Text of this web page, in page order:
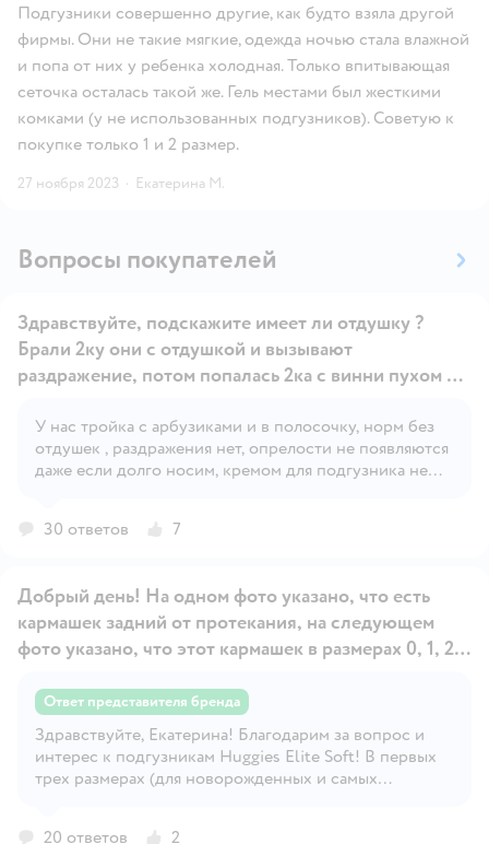
Подгузники совершенно другие, как будто взяла другой
фирмы. Они не такие мягкие, одежда ночью стала влажной
и попа от них у ребенка холодная. Только впитывающая
сеточка осталась такой же. Гель местами был жесткими
комками (у не использованных подгузников). Советую к
покупке только 1 и 2 размер.
27 ноября 2023 · Екатерина М.
Вопросы покупателей
Открыть вопрос
Здравствуйте, подскажите имеет ли отдушку ?
Брали 2ку они с отдушкой и вызывают
раздражение, потом попалась 2ка с винни пухом и у
пухом сложно найти! Да и перешли на 3ку!
У нас тройка с арбузиками и в полосочку, норм без
отдушек , раздражения нет, опрелости не появляются
даже если долго носим, кремом для подгузника не
30 ответов
7
Открыть вопрос
Добрый день! На одном фото указано, что есть
кармашек задний от протекания, на следующем
фото указано, что этот кармашек в размерах 0, 1, 2.
Ответ представителя бренда
Здравствуйте, Екатерина! Благодарим за вопрос и
интерес к подгузникам Huggies Elite Soft! В первых
трех размерах (для новорожденных и самых
20 ответов 2